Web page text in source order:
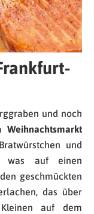
und noch
Weihnachtsmarkt
und
was auf einen
geschmückten
das über
auf dem